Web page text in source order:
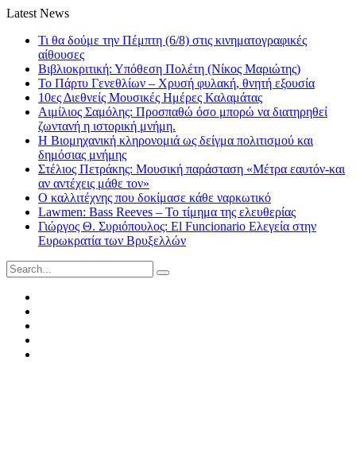
Latest News
Τι θα δούμε την Πέμπτη (6/8) στις κινηματογραφικές
αίθουσες
Βιβλιοκριτική: Υπόθεση Πολέτη (Νίκος Μαριώτης)
Το Πάρτυ Γενεθλίων – Χρυσή φυλακή, θνητή εξουσία
10ες Διεθνείς Μουσικές Ημέρες Καλαμάτας
Αιμίλιος Σαμόλης: Προσπαθώ όσο μπορώ να διατηρηθεί
ζωντανή η ιστορική μνήμη.
Η Βιομηχανική κληρονομιά ως δείγμα πολιτισμού και
δημόσιας μνήμης
Στέλιος Πετράκης: Μουσική παράσταση «Μέτρα εαυτόν-και
αν αντέχεις μάθε τον»
Ο καλλιτέχνης που δοκίμασε κάθε ναρκωτικό
Lawmen: Bass Reeves – Το τίμημα της ελευθερίας
Γιώργος Θ. Συριόπουλος: El Funcionario Ελεγεία στην
Ευρωκρατία των Βρυξελλών
Search
for: